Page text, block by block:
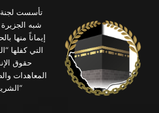
تأسست لجنة
إيماناً منها
التي كفلها
حقوق
المعاهدات